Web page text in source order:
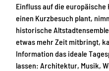
Einfluss auf die
einen Kurzbesuch plant,
historische
etwas mehr Zeit mitbringt,
Information das ideale
lassen: Architektur, Musik,